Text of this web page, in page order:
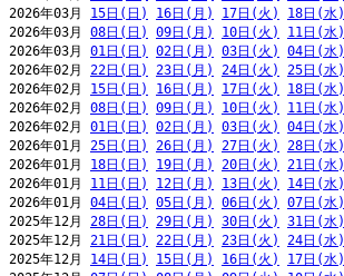
2026年03月 15日(日) 16日(月) 17日(火) 18日(水)
2026年03月 08日(日) 09日(月) 10日(火) 11日(水)
2026年03月 01日(日) 02日(月) 03日(火) 04日(水)
2026年02月 22日(日) 23日(月) 24日(火) 25日(水)
2026年02月 15日(日) 16日(月) 17日(火) 18日(水)
2026年02月 08日(日) 09日(月) 10日(火) 11日(水)
2026年02月 01日(日) 02日(月) 03日(火) 04日(水)
2026年01月 25日(日) 26日(月) 27日(火) 28日(水)
2026年01月 18日(日) 19日(月) 20日(火) 21日(水)
2026年01月 11日(日) 12日(月) 13日(火) 14日(水)
2026年01月 04日(日) 05日(月) 06日(火) 07日(水)
2025年12月 28日(日) 29日(月) 30日(火) 31日(水)
2025年12月 21日(日) 22日(月) 23日(火) 24日(水)
2025年12月 14日(日) 15日(月) 16日(火) 17日(水)